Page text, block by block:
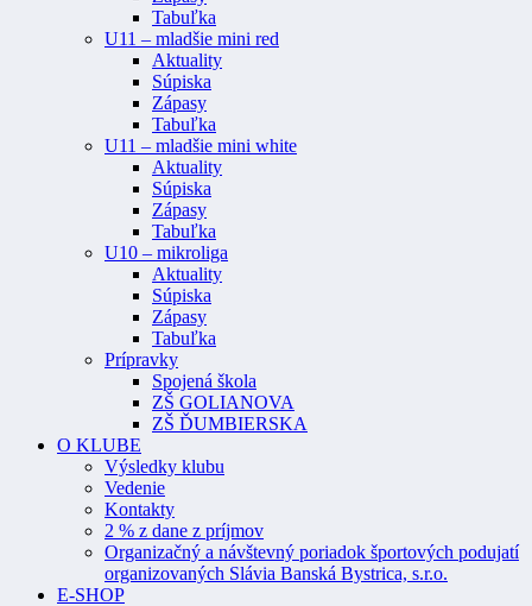
Tabuľka
U11 – mladšie mini red
Aktuality
Súpiska
Zápasy
Tabuľka
U11 – mladšie mini white
Aktuality
Súpiska
Zápasy
Tabuľka
U10 – mikroliga
Aktuality
Súpiska
Zápasy
Tabuľka
Prípravky
Spojená škola
ZŠ GOLIANOVA
ZŠ ĎUMBIERSKA
O KLUBE
Výsledky klubu
Vedenie
Kontakty
2 % z dane z príjmov
Organizačný a návštevný poriadok športových podujatí
organizovaných Slávia Banská Bystrica, s.r.o.
E-SHOP